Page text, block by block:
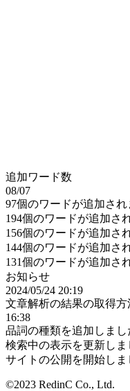
追加ワード数
08/07
97個のワードが追加され
194個のワードが追加さ
156個のワードが追加さ
144個のワードが追加さ
131個のワードが追加さ
お知らせ
2024/05/24 20:19
文章解析の結果の取得方
16:38
品詞の種類を追加しまし
検索中の表示を更新しま
サイトの公開を開始しま
©2023 RedinC Co., Ltd.